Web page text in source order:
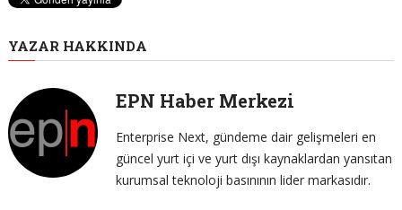
YAZAR HAKKINDA
EPN Haber Merkezi
Enterprise Next, gündeme dair gelişmeleri en
güncel yurt içi ve yurt dışı kaynaklardan yansıtan
kurumsal teknoloji basınının lider markasıdır.